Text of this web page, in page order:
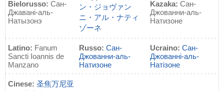
Bielorusso: Сан-
Джавані-аль-
Натызонэ
ン・ジョヴァン
ニ・アル・ナティ
ゾーネ
Kazaka: Сан-
Джованни-аль-
Натизоне
Latino: Fanum
Sancti Ioannis de
Manzano
Russo: Сан-
Джованни-аль-
Натизоне
Ucraino: Сан-
Джованні-аль-
Натізоне
Cinese: 圣焦万尼亚